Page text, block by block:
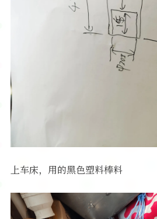
上车床，用的黑色塑料棒料